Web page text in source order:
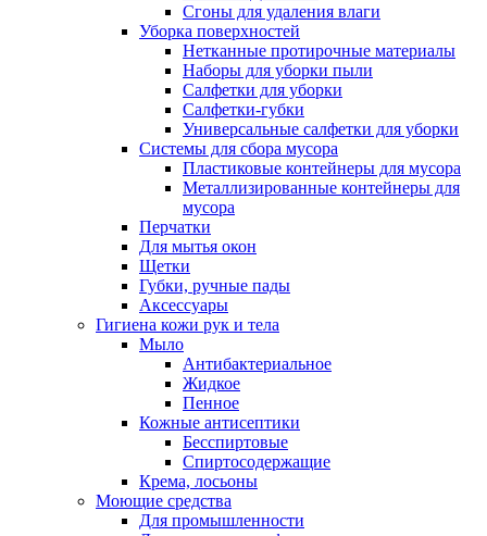
Сгоны для удаления влаги
Уборка поверхностей
Нетканные протирочные материалы
Наборы для уборки пыли
Салфетки для уборки
Салфетки-губки
Универсальные салфетки для уборки
Системы для сбора мусора
Пластиковые контейнеры для мусора
Металлизированные контейнеры для
мусора
Перчатки
Для мытья окон
Щетки
Губки, ручные пады
Аксессуары
Гигиена кожи рук и тела
Мыло
Антибактериальное
Жидкое
Пенное
Кожные антисептики
Бесспиртовые
Cпиртосодержащие
Крема, лосьоны
Моющие средства
Для промышленности